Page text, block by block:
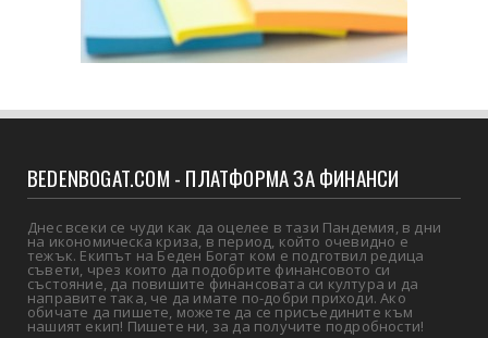
BEDENBOGAT.COM - ПЛАТФОРМА ЗА ФИНАНСИ
Днес всеки се чуди как да оцелее в тази Пандемия, в дни
на икономическа криза, в период, който очевидно е
тежък. Екипът на Беден Богат ком е подготвил редица
съвети, чрез които да подобрите финансовото си
състояние, да повишите финансовата си култура и да
направите така, че да имате по-добри приходи. Ако
обичате да пишете, можете да се присъедините към
нашият екип! Пишете ни, за да получите подробности!